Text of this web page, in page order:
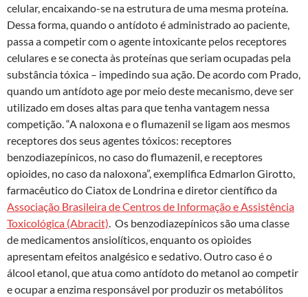
celular, encaixando-se na estrutura de uma mesma proteína.
Dessa forma, quando o antídoto é administrado ao paciente,
passa a competir com o agente intoxicante pelos receptores
celulares e se conecta às proteínas que seriam ocupadas pela
substância tóxica – impedindo sua ação. De acordo com Prado,
quando um antídoto age por meio deste mecanismo, deve ser
utilizado em doses altas para que tenha vantagem nessa
competição. “A naloxona e o flumazenil se ligam aos mesmos
receptores dos seus agentes tóxicos: receptores
benzodiazepínicos, no caso do flumazenil, e receptores
opioides, no caso da naloxona”, exemplifica Edmarlon Girotto,
farmacêutico do Ciatox de Londrina e diretor científico da
Associação Brasileira de Centros de Informação e Assistência
Toxicológica (Abracit). Os benzodiazepínicos são uma classe
de medicamentos ansiolíticos, enquanto os opioides
apresentam efeitos analgésico e sedativo. Outro caso é o
álcool etanol, que atua como antídoto do metanol ao competir
e ocupar a enzima responsável por produzir os metabólitos